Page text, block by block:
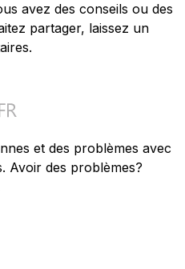
avez des conseils ou des
partager, laissez un
et des problèmes avec
Avoir des problèmes?